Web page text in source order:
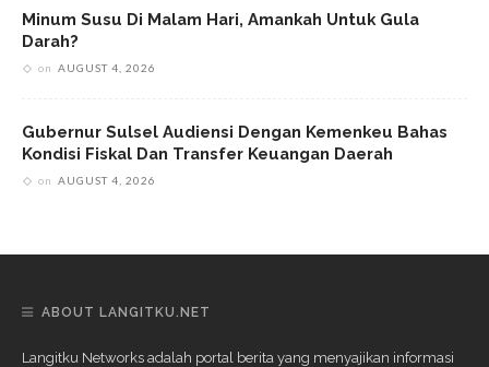
Minum Susu Di Malam Hari, Amankah Untuk Gula
Darah?
on AUGUST 4, 2026
Gubernur Sulsel Audiensi Dengan Kemenkeu Bahas
Kondisi Fiskal Dan Transfer Keuangan Daerah
on AUGUST 4, 2026
ABOUT LANGITKU.NET
Langitku Networks adalah portal berita yang menyajikan informasi